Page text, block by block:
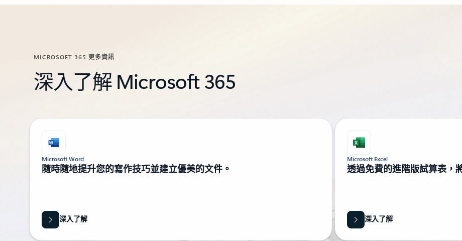
MICROSOFT 365 更多資訊
深入了解 Microsoft 365
顯示 1-2，共 8 頁投影片
Microsoft Word
隨時隨地提升您的寫作技巧並建立優美的文件。
深入了解
Microsoft Excel
透過免費的進階版試算表，
深入了解